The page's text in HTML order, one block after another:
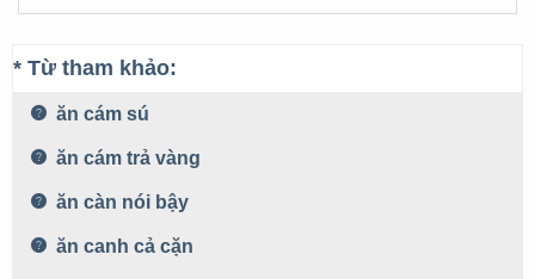
* Từ tham khảo:
ăn cám sú
ăn cám trả vàng
ăn càn nói bậy
ăn canh cả cặn